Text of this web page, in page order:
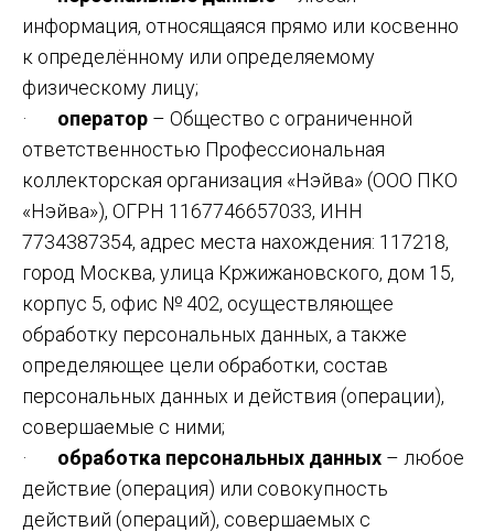
информация, относящаяся прямо или косвенно
к определённому или определяемому
физическому лицу;
· оператор – Общество с ограниченной
ответственностью Профессиональная
коллекторская организация «Нэйва» (ООО ПКО
«Нэйва»), ОГРН 1167746657033, ИНН
7734387354, адрес места нахождения: 117218,
город Москва, улица Кржижановского, дом 15,
корпус 5, офис № 402, осуществляющее
обработку персональных данных, а также
определяющее цели обработки, состав
персональных данных и действия (операции),
совершаемые с ними;
· обработка персональных данных – любое
действие (операция) или совокупность
действий (операций), совершаемых с